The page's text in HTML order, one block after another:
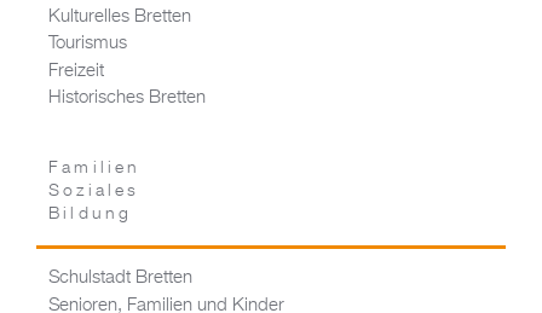
Kulturelles Bretten
Tourismus
Freizeit
Historisches Bretten
Familien
Soziales
Bildung
Schulstadt Bretten
Senioren, Familien und Kinder